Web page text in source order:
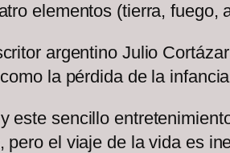
elementos (tierra, fuego,
argentino Julio
la pérdida de la
este sencillo
pero el viaje de la vida es